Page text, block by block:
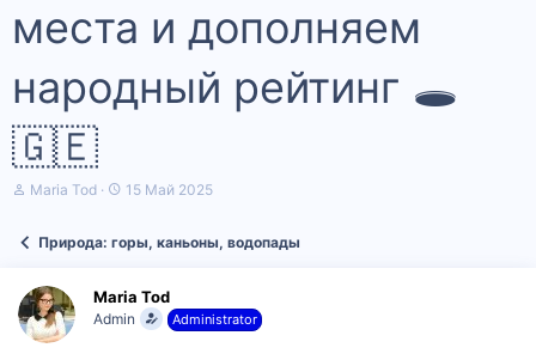
места и дополняем
народный рейтинг 🕳️
🇬🇪
А
т
е
м
ы
Maria Tod
Д
а
ч
а
15 Май 2025
Природа: горы, каньоны, водопады
Maria Tod
Admin Administrator